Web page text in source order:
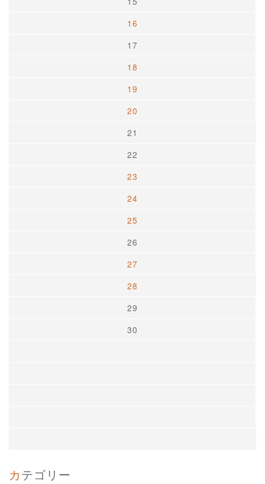
16
17
18
19
20
21
22
23
24
25
26
27
28
29
30
カテゴリー